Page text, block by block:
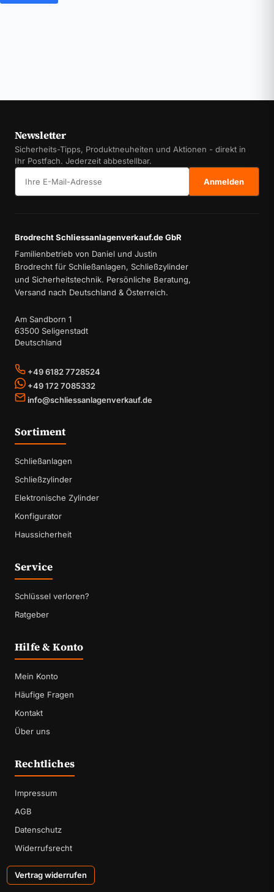
Newsletter
Sicherheits-Tipps, Produktneuheiten und Aktionen - direkt in
Ihr Postfach. Jederzeit abbestellbar.
Anmelden
Brodrecht Schliessanlagenverkauf.de GbR
Familienbetrieb von Daniel und Justin
Brodrecht für Schließanlagen, Schließzylinder
und Sicherheitstechnik. Persönliche Beratung,
Versand nach Deutschland & Österreich.
Am Sandborn 1
63500 Seligenstadt
Deutschland
+49 6182 7728524
+49 172 7085332
info@schliessanlagenverkauf.de
Sortiment
Schließanlagen
Schließzylinder
Elektronische Zylinder
Konfigurator
Haussicherheit
Service
Schlüssel verloren?
Ratgeber
Hilfe & Konto
Mein Konto
Häufige Fragen
Kontakt
Über uns
Rechtliches
Impressum
AGB
Datenschutz
Widerrufsrecht
Vertrag widerrufen